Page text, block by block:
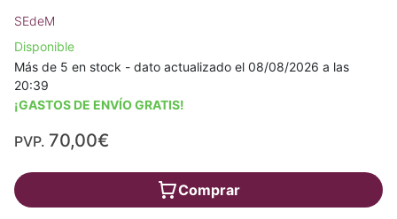
SEdeM
Disponible
Más de 5 en stock - dato actualizado el 08/08/2026 a las
20:39
¡GASTOS DE ENVÍO GRATIS!
PVP. 70,00€
Comprar